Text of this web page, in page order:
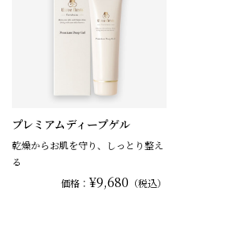
プレミアムディープゲル
乾燥からお肌を守り、しっとり整え
る
価格：¥9,680 （税込）